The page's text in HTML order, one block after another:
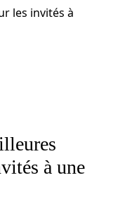
les invités à
à une